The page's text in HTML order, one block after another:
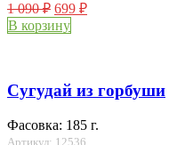
1 090₽ 699 ₽
В корзину
Сугудай из горбуши
Фасовка: 185 г.
Артикул: 12536